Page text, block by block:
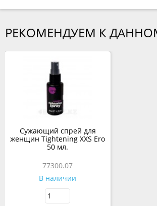
РЕКОМЕНДУЕМ К
Сужающий спрей для
женщин Tightening XXS Ero
50 мл.
77300.07
В наличии